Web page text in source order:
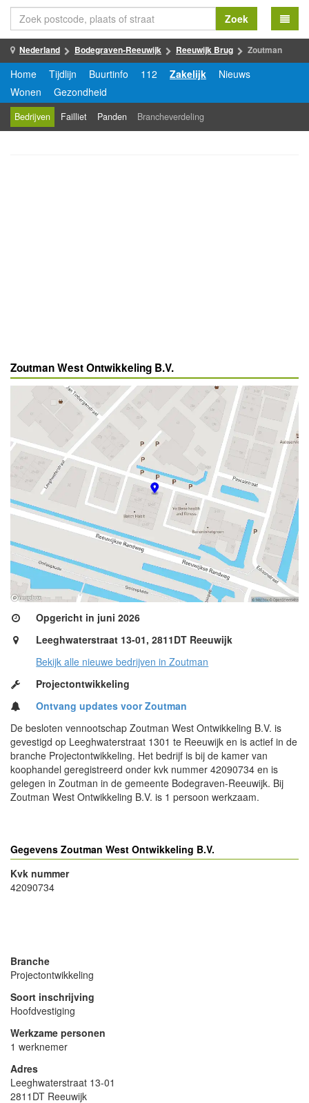
Zoek
Nederland Bodegraven-Reeuwijk Reeuwijk Brug Zoutman
Home Tijdlijn Buurtinfo 112 Zakelijk
Nieuws
Wonen
Gezondheid
Bedrijven Failliet Panden Brancheverdeling
Zoutman West Ontwikkeling B.V.
Opgericht in juni 2026
Leeghwaterstraat 13-01, 2811DT Reeuwijk
Bekijk alle nieuwe bedrijven in Zoutman
Projectontwikkeling
Ontvang updates voor Zoutman
De besloten vennootschap Zoutman West Ontwikkeling B.V. is
gevestigd op Leeghwaterstraat 1301 te Reeuwijk en is actief in de
branche Projectontwikkeling. Het bedrijf is bij de kamer van
koophandel geregistreerd onder kvk nummer 42090734 en is
gelegen in Zoutman in de gemeente Bodegraven-Reeuwijk. Bij
Zoutman West Ontwikkeling B.V. is 1 persoon werkzaam.
Gegevens Zoutman West Ontwikkeling B.V.
Kvk nummer
42090734
Branche
Projectontwikkeling
Soort inschrijving
Hoofdvestiging
Werkzame personen
1 werknemer
Adres
Leeghwaterstraat 13-01
2811DT Reeuwijk